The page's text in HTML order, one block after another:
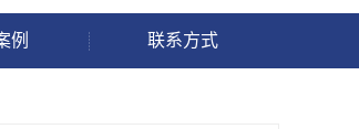
例 联系方式